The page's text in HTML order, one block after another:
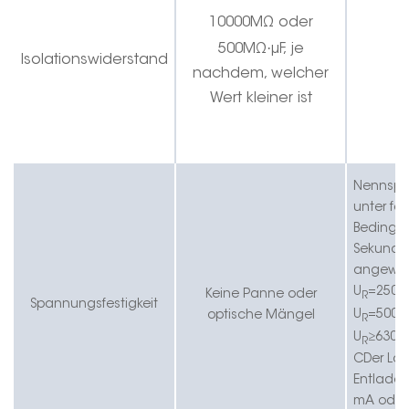
Isolationswiderstand
10000MΩ oder
500MΩ·μF, je
nachdem, welcher
Wert kleiner ist
Spannungsfestigkeit
Keine Panne oder
optische Mängel
unter
U R=250V
U R=500V
U R≥630V
CDer
mA